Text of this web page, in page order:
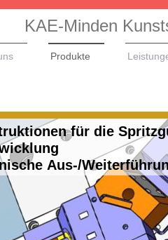
KAE-Minden
Produkte
für die
Weiterführung